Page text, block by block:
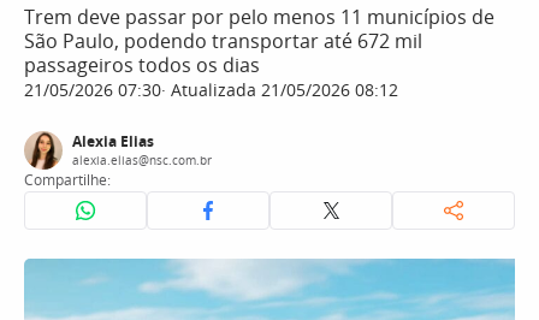
Trem deve passar por pelo menos 11 municípios de
São Paulo, podendo transportar até 672 mil
passageiros todos os dias
21/05/2026 07:30 Atualizada 21/05/2026 08:12
Alexia Elias
alexia.elias@nsc.com.br
Compartilhe: